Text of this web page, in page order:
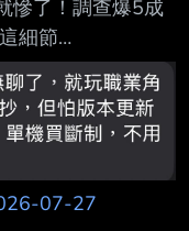
慘了！調查爆5成
細節
Steam 玩家在購
程度超乎你的想
，向
的最新調查，有
評論，其中更有
必看」的重度依
07-27